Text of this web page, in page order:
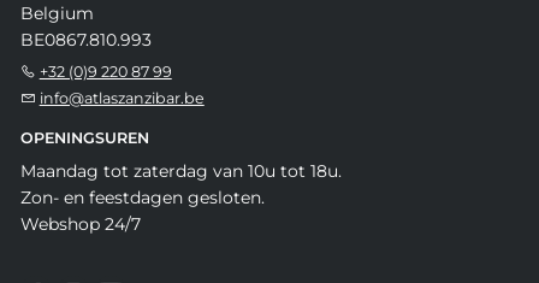
Belgium
BE0867.810.993
+32 (0)9 220 87 99
info@atlaszanzibar.be
OPENINGSUREN
Maandag tot zaterdag van 10u tot 18u.
Zon- en feestdagen gesloten.
Webshop 24/7